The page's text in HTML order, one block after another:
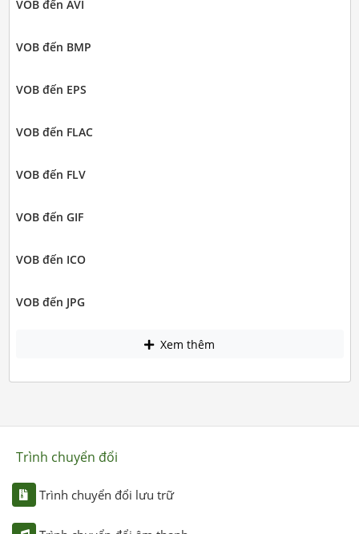
VOB đến AVI
VOB đến BMP
VOB đến EPS
VOB đến FLAC
VOB đến FLV
VOB đến GIF
VOB đến ICO
VOB đến JPG
Xem thêm
Trình chuyển đổi
Trình chuyển đổi lưu trữ